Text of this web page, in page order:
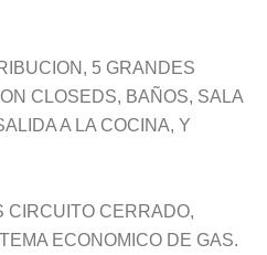
5 GRANDES
CLOSEDS, BAÑOS, SALA
A LA COCINA, Y
CIRCUITO CERRADO,
ECONOMICO DE GAS.